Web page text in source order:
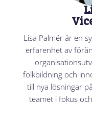
Lisa Palmér är en
erfarenhet av
folkbildning och
till nya lösningar
teamet i fokus